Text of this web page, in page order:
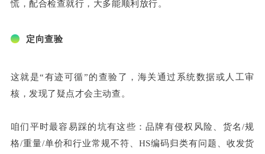
慌，配合检查就行，大多能顺利放行。
定向查验
这就是“有迹可循”的查验了，海关通过系统数据或人工审
核，发现了疑点才会主动查。
咱们平时最容易踩的坑有这些：品牌有侵权风险、货名/规
格/重量/单价和行业常规不符、HS编码归类有问题、收发货